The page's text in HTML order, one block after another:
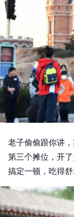
老子偷偷跟你讲
第三个摊位，开
搞定一顿，吃得舒